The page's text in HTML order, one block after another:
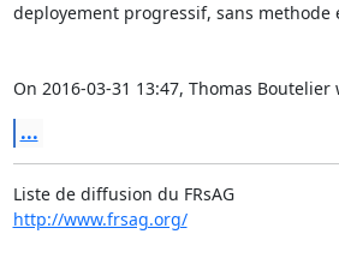
deployement progressif, sans methode
On 2016-03-31 13:47, Thomas Boutelier
...
Liste de diffusion du FRsAG
http://www.frsag.org/